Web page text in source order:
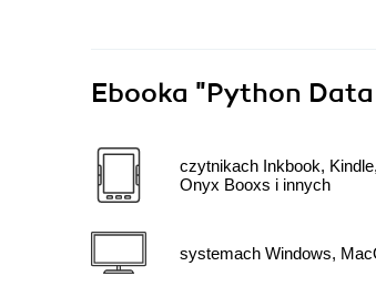
Ebooka "Python
czytnikach Inkbook,
Onyx Booxs i innych
systemach Windows,